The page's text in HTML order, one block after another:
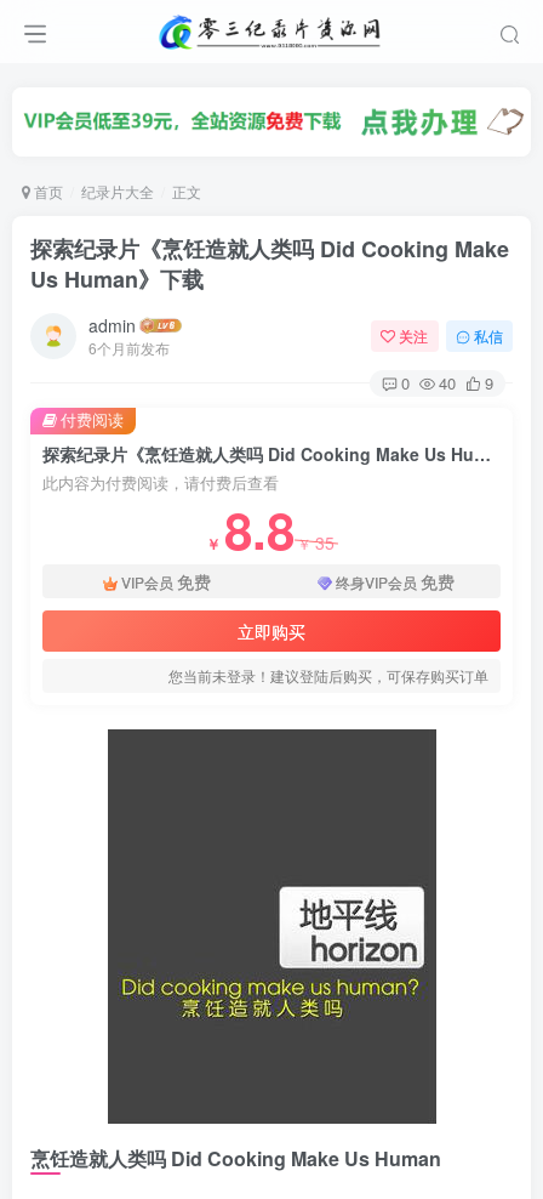
首页 纪录片大全 正文
探索纪录片《烹饪造就人类吗 Did Cooking Make
Us Human》下载
admin
6个月前发布
关注 私信
0 40 9
探索纪录片《烹饪造就人类吗 Did Cooking Make Us Human》下载
此内容为付费阅读，请付费后查看
￥ 8.8￥35
VIP会员 免费 终身VIP会员 免费
立即购买
您当前未登录！建议登陆后购买，可保存购买订单
付费阅读
烹饪造就人类吗 Did Cooking Make Us Human